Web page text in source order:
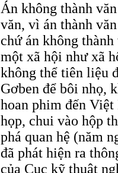
Án không thành
văn, vì án thành
chứ án không
một xã hội như xã
không thể tiên liệu
Gơben để bôi nhọ,
hoan phim đến
họp, chui vào hộp
phá quan hệ (năm
đã phát hiện ra
của Cục kỹ thuật